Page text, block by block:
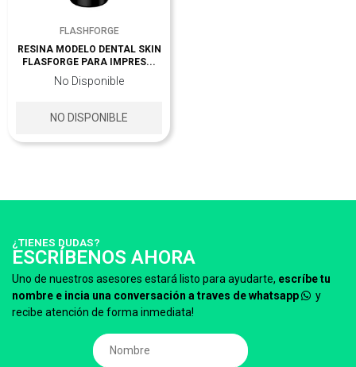
FLASHFORGE
RESINA MODELO DENTAL SKIN
FLASFORGE PARA IMPRES...
No Disponible
NO DISPONIBLE
¿TIENES DUDAS?
ESCRÍBENOS AHORA
Uno de nuestros asesores estará listo para ayudarte, escríbe tu
nombre e incia una conversación a traves de whatsapp
y
recibe atención de forma inmediata!